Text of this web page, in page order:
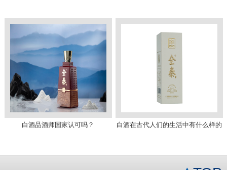
白酒品酒师国家认可吗？ 白酒在古代人们的生活中有什么样的